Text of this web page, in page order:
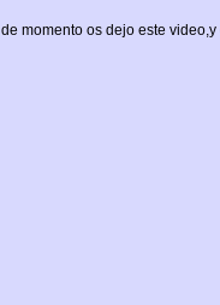
de momento os dejo este